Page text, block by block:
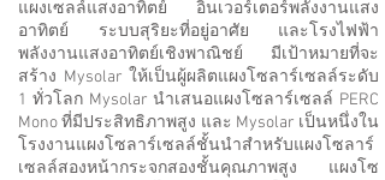
แผงเซลล์แสงอาทิตย์ อินเวอร์เตอร์พลังงานแสง
อาทิตย์ ระบบสุริยะที่อยู่อาศัย และโรงไฟฟ้า
พลังงานแสงอาทิตย์เชิงพาณิชย์ มีเป้าหมายที่จะ
สร้าง Mysolar ให้เป็นผู้ผลิตแผงโซลาร์เซลล์ระดับ
1 ทั่วโลก Mysolar นำเสนอแผงโซลาร์เซลล์ PERC
Mono ที่มีประสิทธิภาพสูง และ Mysolar เป็นหนึ่งใน
โรงงานแผงโซลาร์เซลล์ชั้นนำสำหรับแผงโซลาร์
เซลล์สองหน้ากระจกสองชั้นคุณภาพสูง แผงโซ